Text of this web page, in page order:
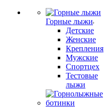
Горные лыжи
Детские
Женские
Крепления
Мужские
Спортцех
Тестовые
лыжи